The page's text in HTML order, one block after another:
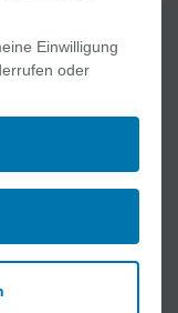
Einwilligung
oder